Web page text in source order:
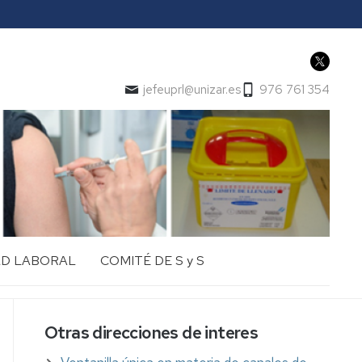
jefeuprl@unizar.es 976 761 354
LABORAL COMITÉ DE S y S
Otras direcciones de interes